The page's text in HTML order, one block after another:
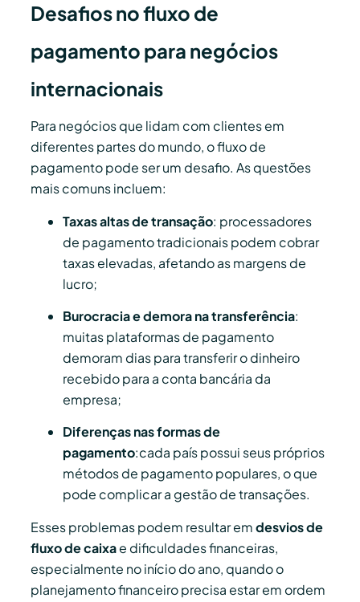
Desafios no fluxo de
pagamento para negócios
internacionais
Para negócios que lidam com clientes em
diferentes partes do mundo, o fluxo de
pagamento pode ser um desafio. As questões
mais comuns incluem:
Taxas altas de transação: processadores
de pagamento tradicionais podem cobrar
taxas elevadas, afetando as margens de
lucro;
Burocracia e demora na transferência:
muitas plataformas de pagamento
demoram dias para transferir o dinheiro
recebido para a conta bancária da
empresa;
Diferenças nas formas de
pagamento:cada país possui seus próprios
métodos de pagamento populares, o que
pode complicar a gestão de transações.
Esses problemas podem resultar emdesvios de
fluxo de caixae dificuldades financeiras,
especialmente no início do ano, quando o
planejamento financeiro precisa estar em ordem